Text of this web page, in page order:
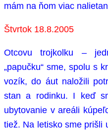
mám na ňom viac
Štvrtok 18.8.2005
Otcovu trojkolku –
„papučku“ sme, spolu s
vozík, do áut naložili
stan a rodinku. I keď
ubytovanie v areáli
tiež. Na letisko sme prišli